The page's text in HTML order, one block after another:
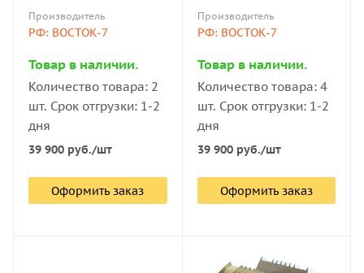
(шаг 1,5 мм)
Производитель
РФ: ВОСТОК-7
Товар в наличии.
Количество товара: 2
шт. Срок отгрузки: 1-2
дня
39 900 руб./шт
Оформить заказ
(шаг 2 мм)
Производитель
РФ: ВОСТОК-7
Товар в наличии.
Количество товара: 4
шт. Срок отгрузки: 1-2
дня
39 900руб./шт
Оформить заказ